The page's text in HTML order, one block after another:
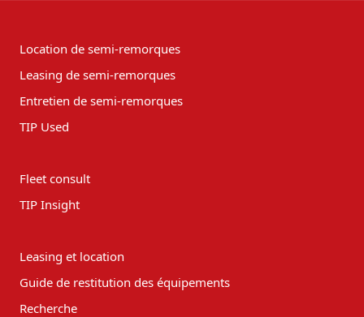
Location de semi-remorques
Leasing de semi-remorques
Entretien de semi-remorques
TIP Used
Fleet consult
TIP Insight
Leasing et location
Guide de restitution des équipements
Recherche